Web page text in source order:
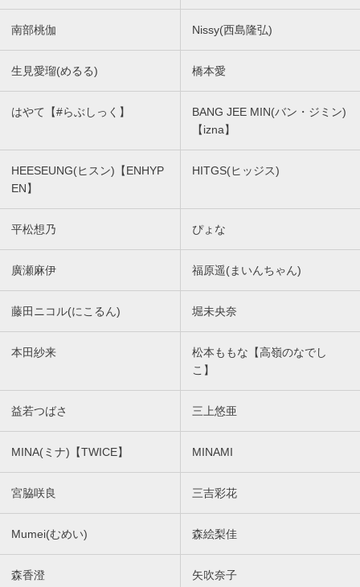
南部桃伽 Nissy(西島隆弘)
生見愛瑠(めるる) 橋本愛
はやて【#らぶしっく】
BANG JEE MIN(バン・ジミン)
【izna】
HEESEUNG(ヒスン)【ENHYP
EN】
HITGS(ヒッジス)
平松想乃 ぴょな
廣瀬麻伊 福原遥(まいんちゃん)
藤田ニコル(にこるん) 堀未央奈
本田紗来
松本ももな【高嶺のなでし
こ】
益若つばさ 三上悠亜
MINA(ミナ)【TWICE】 MINAMI
宮脇咲良 三吉彩花
Mumei(むめい) 森絵梨佳
森香澄 矢吹奈子